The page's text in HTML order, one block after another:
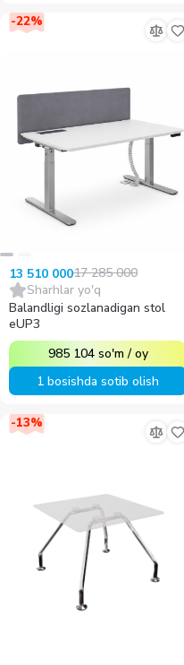
-22%
13 510 00017 285 000
Sharhlar yo'q
Balandligi sozlanadigan stol
eUP3
985 104 so'm /oy
1 bosishda sotib olish
-13%